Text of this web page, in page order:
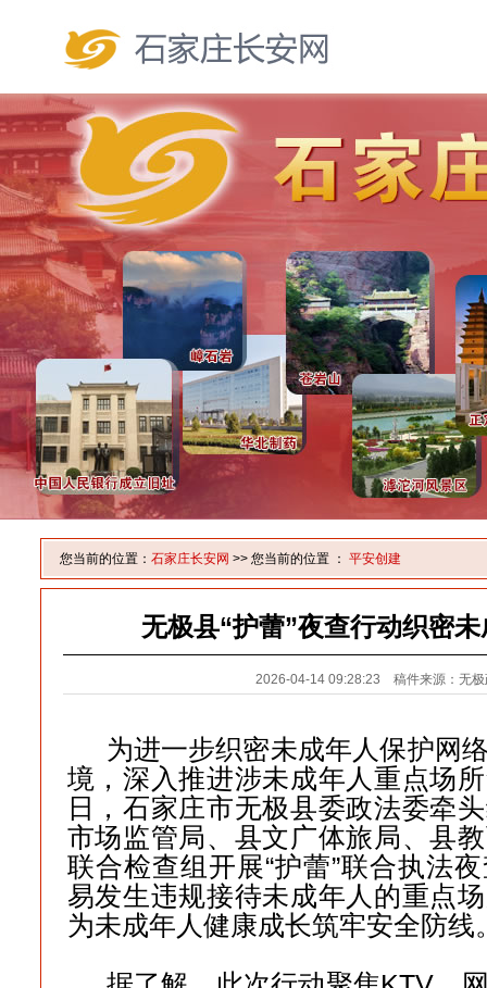
您当前的位置： 石家庄长安网 >> 您当前的位置 ： 平安创建
无极县“护蕾”夜查行动织密
2026-04-14 09:28:23 稿件来源：无极
为进一步织密未成年人保护网
境，深入推进涉未成年人重点场
日，石家庄市无极县委政法委牵
市场监管局、县文广体旅局、县
联合检查组开展“护蕾”联合执法
易发生违规接待未成年人的重点
为未成年人健康成长筑牢安全防线